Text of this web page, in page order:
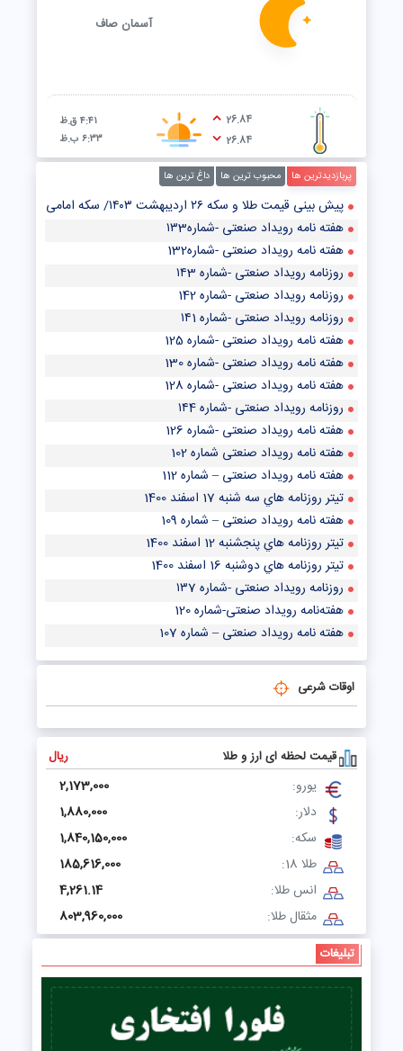
آسمان صاف
26.84
26.84
۴:۴۱ ق.ظ
۶:۳۳ ب.ظ
پربازدیدترین ها محبوب ترین ها داغ ترین ها
پیش‌ بینی قیمت طلا و سکه ۲۶ اردیبهشت ۱۴۰۳/ سکه امامی از رشد قیمت در بازار طلا جا ماند
هفته نامه رویداد صنعتی -شماره۱۳3
هفته نامه رویداد صنعتی -شماره132
روزنامه رویداد صنعتی -شماره ۱۴3
روزنامه رویداد صنعتی -شماره 142
روزنامه رویداد صنعتی -شماره ۱۴1
هفته نامه رویداد صنعتی -شماره 125
هفته نامه رویداد صنعتی -شماره 130
هفته نامه رویداد صنعتی -شماره 128
روزنامه رویداد صنعتی -شماره ۱۴4
هفته نامه رویداد صنعتی -شماره 126
هفته نامه رویداد صنعتی شماره 102
هفته نامه رویداد صنعتی – شماره 112
تيتر روزنامه هاي سه شنبه 17 اسفند 1400
هفته نامه رویداد صنعتی – شماره 109
تيتر روزنامه هاي پنجشنبه 12 اسفند 1400
تيتر روزنامه هاي دوشنبه 16 اسفند 1400
روزنامه رویداد صنعتی -شماره ۱۳7
هفته‌نامه رویداد صنعتی-شماره 120
هفته نامه رویداد صنعتی – شماره 107
اوقات شرعی
قیمت لحظه ای ارز و طلا ریال
یورو:
2,173,000
دلار:
1,880,000
سکه:
1,840,150,000
طلا 18:
185,616,000
انس طلا:
4,261.14
مثقال طلا:
803,960,000
تبلیغات